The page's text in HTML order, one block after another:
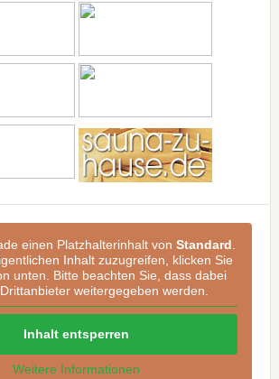
einen Platzhalterinhalt vonStandard
Inhalt zuzugreifen, klicken Sie
unten. Bitte beachten Sie, dass dabei
weitergegeben werden.
Inhalt entsperren
Weitere Informationen